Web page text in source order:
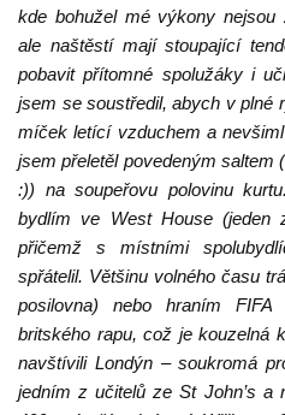
kde bohužel mé výkony nejsou
ale naštěstí mají stoupající
pobavit přítomné spolužáky i
jsem se soustředil, abych v
míček letící vzduchem a
jsem přeletěl povedeným saltem
:)) na soupeřovu polovinu
bydlím ve West House (jeden
přičemž s místními
spřátelil. Většinu volného času
posilovna) nebo hraním
britského rapu, což je kouzelná
navštívili Londýn – soukromá
jedním z učitelů ze St John’s a